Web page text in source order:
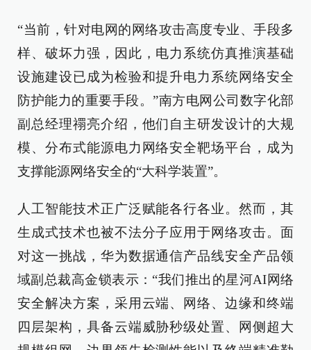
“当前，针对电网的网络攻击高度专业、手段多
样、破坏力强，因此，电力系统仿真推演基础
设施建设已成为检验和提升电力系统网络安全
防护能力的重要手段。”南方电网公司数字化部
副总经理禤亮介绍，他们自主研发设计的大规
模、分布式能源电力网络安全靶场平台，成为
支撑能源网络安全的“大科学装置”。
人工智能技术正广泛赋能各行各业。然而，其
生成式技术也被不法分子应用于网络攻击。面
对这一挑战，华为数据通信产品线安全产品领
域副总裁高金锁表示：“我们推出的星河AI网络
安全解决方案，采用云端、网络、边缘和终端
四层架构，具备云端威胁秒级处置、网侧超大